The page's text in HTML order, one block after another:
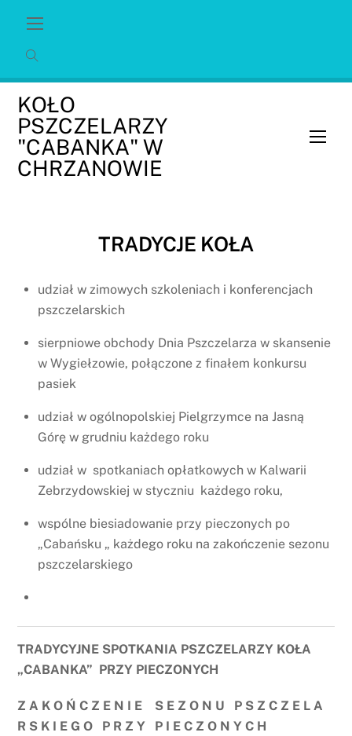
content
Menu
KOŁO
PSZCZELARZY
"CABANKA" W
CHRZANOWIE
TRADYCJE KOŁA
udział w zimowych szkoleniach i konferencjach
pszczelarskich
sierpniowe obchody Dnia Pszczelarza w skansenie
w Wygiełzowie, połączone z finałem konkursu
pasiek
udział w ogólnopolskiej Pielgrzymce na Jasną
Górę w grudniu każdego roku
udział w spotkaniach opłatkowych w Kalwarii
Zebrzydowskiej w styczniu każdego roku,
wspólne biesiadowanie przy pieczonych po
„Cabańsku „ każdego roku na zakończenie sezonu
pszczelarskiego
TRADYCYJNE SPOTKANIA PSZCZELARZY KOŁA
„CABANKA” PRZY PIECZONYCH
Z A K O Ń C Z E N I E S E Z O N U P S Z C Z E L A
R S K I E G O P R Z Y P I E C Z O N Y C H